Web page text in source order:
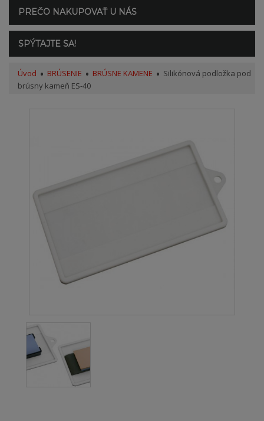
PREČO NAKUPOVAŤ U NÁS
SPÝTAJTE SA!
Úvod BRÚSENIE BRÚSNE KAMENE
Silikónová podložka pod
brúsny kameň ES-40